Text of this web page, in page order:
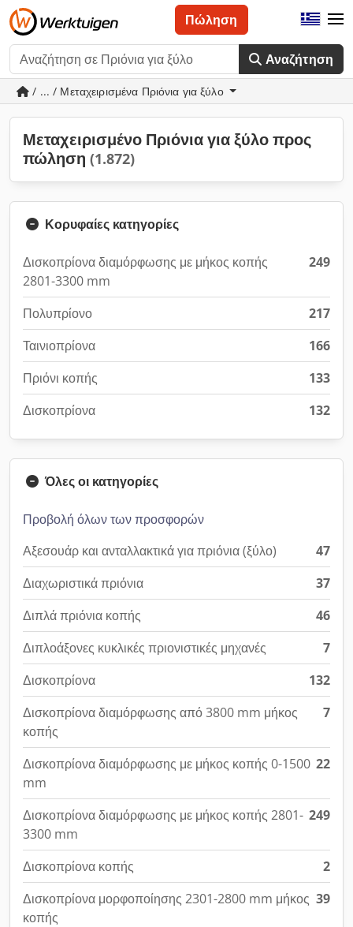
Αναζήτηση
Πώληση
/ ... / Μεταχειρισμένα Πριόνια για ξύλο
Μεταχειρισμένο Πριόνια για ξύλο προς
πώληση (1.872)
Κορυφαίες κατηγορίες
Δισκοπρίονα διαμόρφωσης με μήκος κοπής
2801-3300 mm
249
Πολυπρίονο
217
Ταινιοπρίονα
166
Πριόνι κοπής
133
Δισκοπρίονα
132
Όλες οι κατηγορίες
Προβολή όλων των προσφορών
Αξεσουάρ και ανταλλακτικά για πριόνια (ξύλο)
47
Διαχωριστικά πριόνια
37
Διπλά πριόνια κοπής
46
Διπλοάξονες κυκλικές πριονιστικές μηχανές
7
Δισκοπρίονα
132
Δισκοπρίονα διαμόρφωσης από 3800 mm μήκος
κοπής
7
Δισκοπρίονα διαμόρφωσης με μήκος κοπής 0-1500
mm
22
Δισκοπρίονα διαμόρφωσης με μήκος κοπής 2801-
3300 mm
249
Δισκοπρίονα κοπής
2
Δισκοπρίονα μορφοποίησης 2301-2800 mm μήκος
κοπής
39